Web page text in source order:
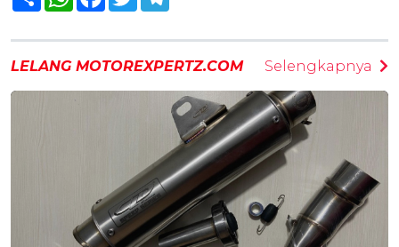
LELANG MOTOREXPERTZ.COM Selengkapnya